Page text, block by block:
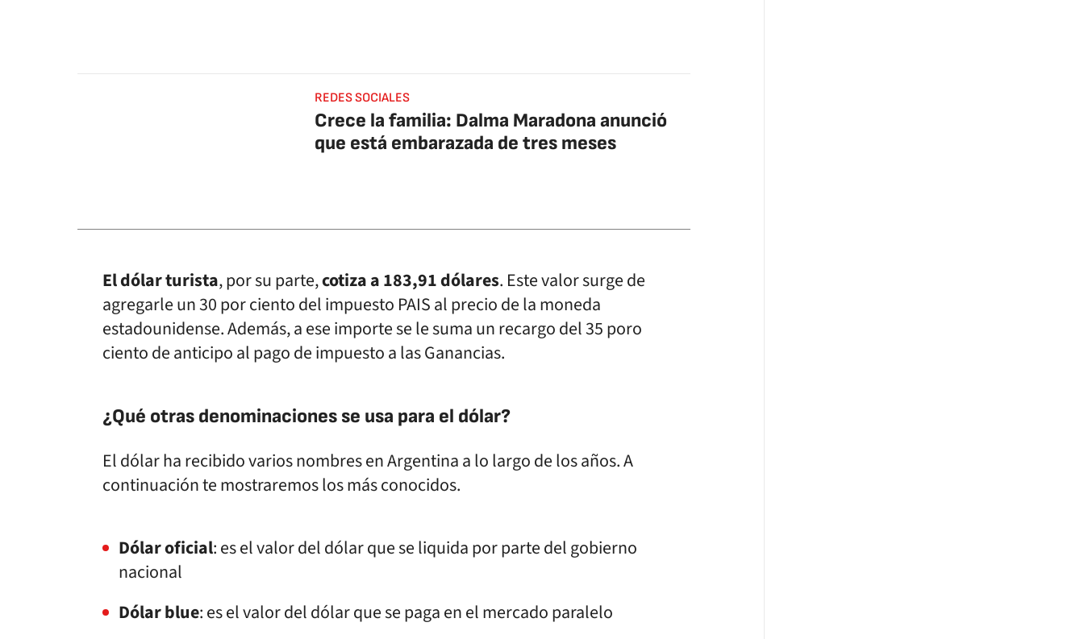
REDES SOCIALES
Crece la familia: Dalma Maradona anunció
que está embarazada de tres meses
El dólar turista, por su parte,cotiza a 183,91 dólares. Este valor surge de
agregarle un 30 por ciento del impuesto PAIS al precio de la moneda
estadounidense. Además, a ese importe se le suma un recargo del 35 poro
ciento de anticipo al pago de impuesto a las Ganancias.
¿Qué otras denominaciones se usa para el dólar?
El dólar ha recibido varios nombres en Argentina a lo largo de los años. A
continuación te mostraremos los más conocidos.
Dólar oficial: es el valor del dólar que se liquida por parte del gobierno
nacional
Dólar blue: es el valor del dólar que se paga en el mercado paralelo